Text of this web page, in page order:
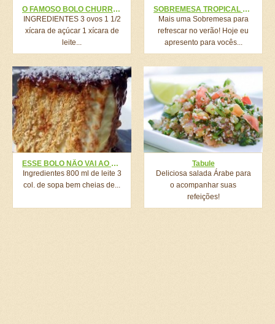
O FAMOSO BOLO CHURROS INVERTIDO,SIMPLES, FÁCIL E RÁPIDO (SEM GRUDAR)
INGREDIENTES 3 ovos 1 1/2
xícara de açúcar 1 xícara de
leite...
SOBREMESA TROPICAL DE MORANGO
Mais uma Sobremesa para
refrescar no verão! Hoje eu
apresento para vocês...
ESSE BOLO NÃO VAI AO FORNO, É UM BOLO DE GELADEIRA, APENAS GELADEIRA !!! O BOLO MAIS GOSTOSO QUE EU JÁ COMI!
Ingredientes 800 ml de leite 3
col. de sopa bem cheias de...
Tabule
Deliciosa salada Árabe para
o acompanhar suas
refeições!